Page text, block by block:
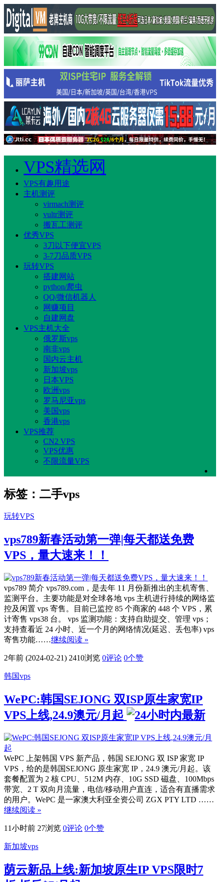
VPS精选网
VPS有趣用途
主机测评
virmach测评
vultr测评
搬瓦工测评
优秀VPS
3刀以下便宜VPS
3-7刀品质VPS
玩转VPS
搭建网站
python/爬虫
QQ/微信机器人
网赚项目
自建网盘
VPS主机大全
俄罗斯vps
南非vps
国内云主机
新加坡vps
日本VPS
欧洲vps
罗马尼亚vps
美国vps
香港vps
VPS推荐
CN2 VPS
VPS优惠
不限流量VPS
标签：二手vps
玩转VPS
vps789新春活动第一弹|每天都送免费
VPS，量大速来！！
vps789 简介 vps789.com，是去年 11 月份新推出的主机寄售、
监测平台。主要功能是对全球各地 vps 主机进行持续的网络监
控及闲置 vps 寄售。目前已监控 85 个商家的 448 个 VPS，累
计寄售 vps38 台。 vps 监测功能：支持自助提交、管理 vps；
支持查看近 24 小时、近一个月的网络情况(延迟、丢包率) vps
寄售功能……继续阅读 »
2年前 (2024-02-21) 2410浏览 0评论 0个赞
韩国vps
WePC:韩国SEJONG 双ISP原生家宽IP
VPS上线,24.9澳元/月起
WePC 上架韩国 VPS 新产品，韩国 SEJONG 双 ISP 家宽 IP
VPS，给的是韩国SEJONG 原生家宽 IP，24.9 澳元/月起。该
套餐配置为 2 核 CPU、512M 内存、10G SSD 磁盘、100Mbps
带宽、2 T 双向月流量，电信/移动用户直连，适合有直播需求
的用户。WePC 是一家澳大利亚全资公司 ZGX PTY LTD ……
继续阅读 »
11小时前 27浏览 0评论 0个赞
新加坡vps
荫云新品上线:新加坡原生IP VPS限时7